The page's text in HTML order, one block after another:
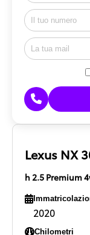
Lexus NX
h 2.5 Premium
2020
Chilometri